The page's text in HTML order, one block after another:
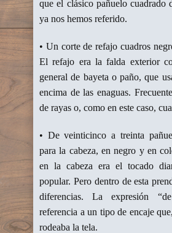
que el clásico pañuelo cuadrado
ya nos hemos referido.
• Un corte de refajo cuadros
El refajo era la falda exterior
general de bayeta o paño, que
encima de las enaguas.
de rayas o, como en este caso,
• De veinticinco a treinta
para la cabeza, en negro y en
en la cabeza era el tocado
popular. Pero dentro de esta
diferencias. La expresión
referencia a un tipo de encaje
rodeaba la tela.